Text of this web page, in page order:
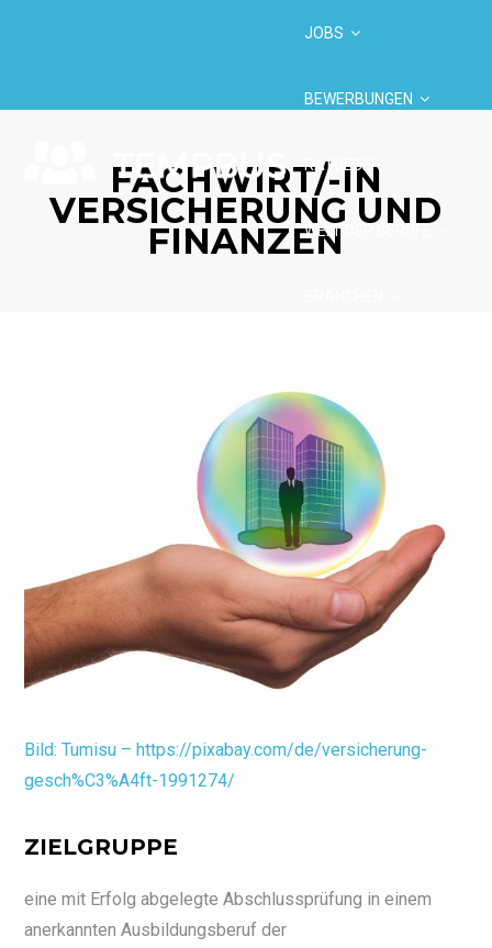
JOBS
BEWERBUNGEN
RATGEBER
WELT DER BERUFE
FACHWIRT/-IN
VERSICHERUNG UND
FINANZEN
Bild: Tumisu – https://pixabay.com/de/versicherung-
gesch%C3%A4ft-1991274/
ZIELGRUPPE
eine mit Erfolg abgelegte Abschlussprüfung in einem
anerkannten Ausbildungsberuf der